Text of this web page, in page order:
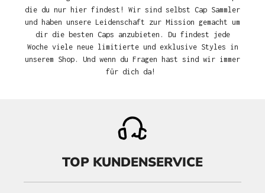
die du nur hier findest! Wir sind selbst Cap Sammler
und haben unsere Leidenschaft zur Mission gemacht um
dir die besten Caps anzubieten. Du findest jede
Woche viele neue limitierte und exklusive Styles in
unserem Shop. Und wenn du Fragen hast sind wir immer
für dich da!
TOP KUNDENSERVICE